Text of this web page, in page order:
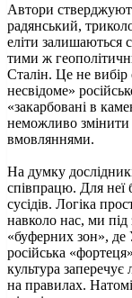
Автори
радянський,
еліти залишаються
тими ж
Сталін. Це не вибір
несвідоме»
«закарбовані в
неможливо
вмовляннями.
На думку
співпрацю. Для неї
сусідів. Логіка
навколо нас, ми під
«буферних зон», де
російська
культура
на правилах.